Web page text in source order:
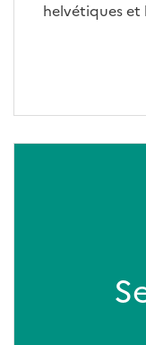
helvétiques et